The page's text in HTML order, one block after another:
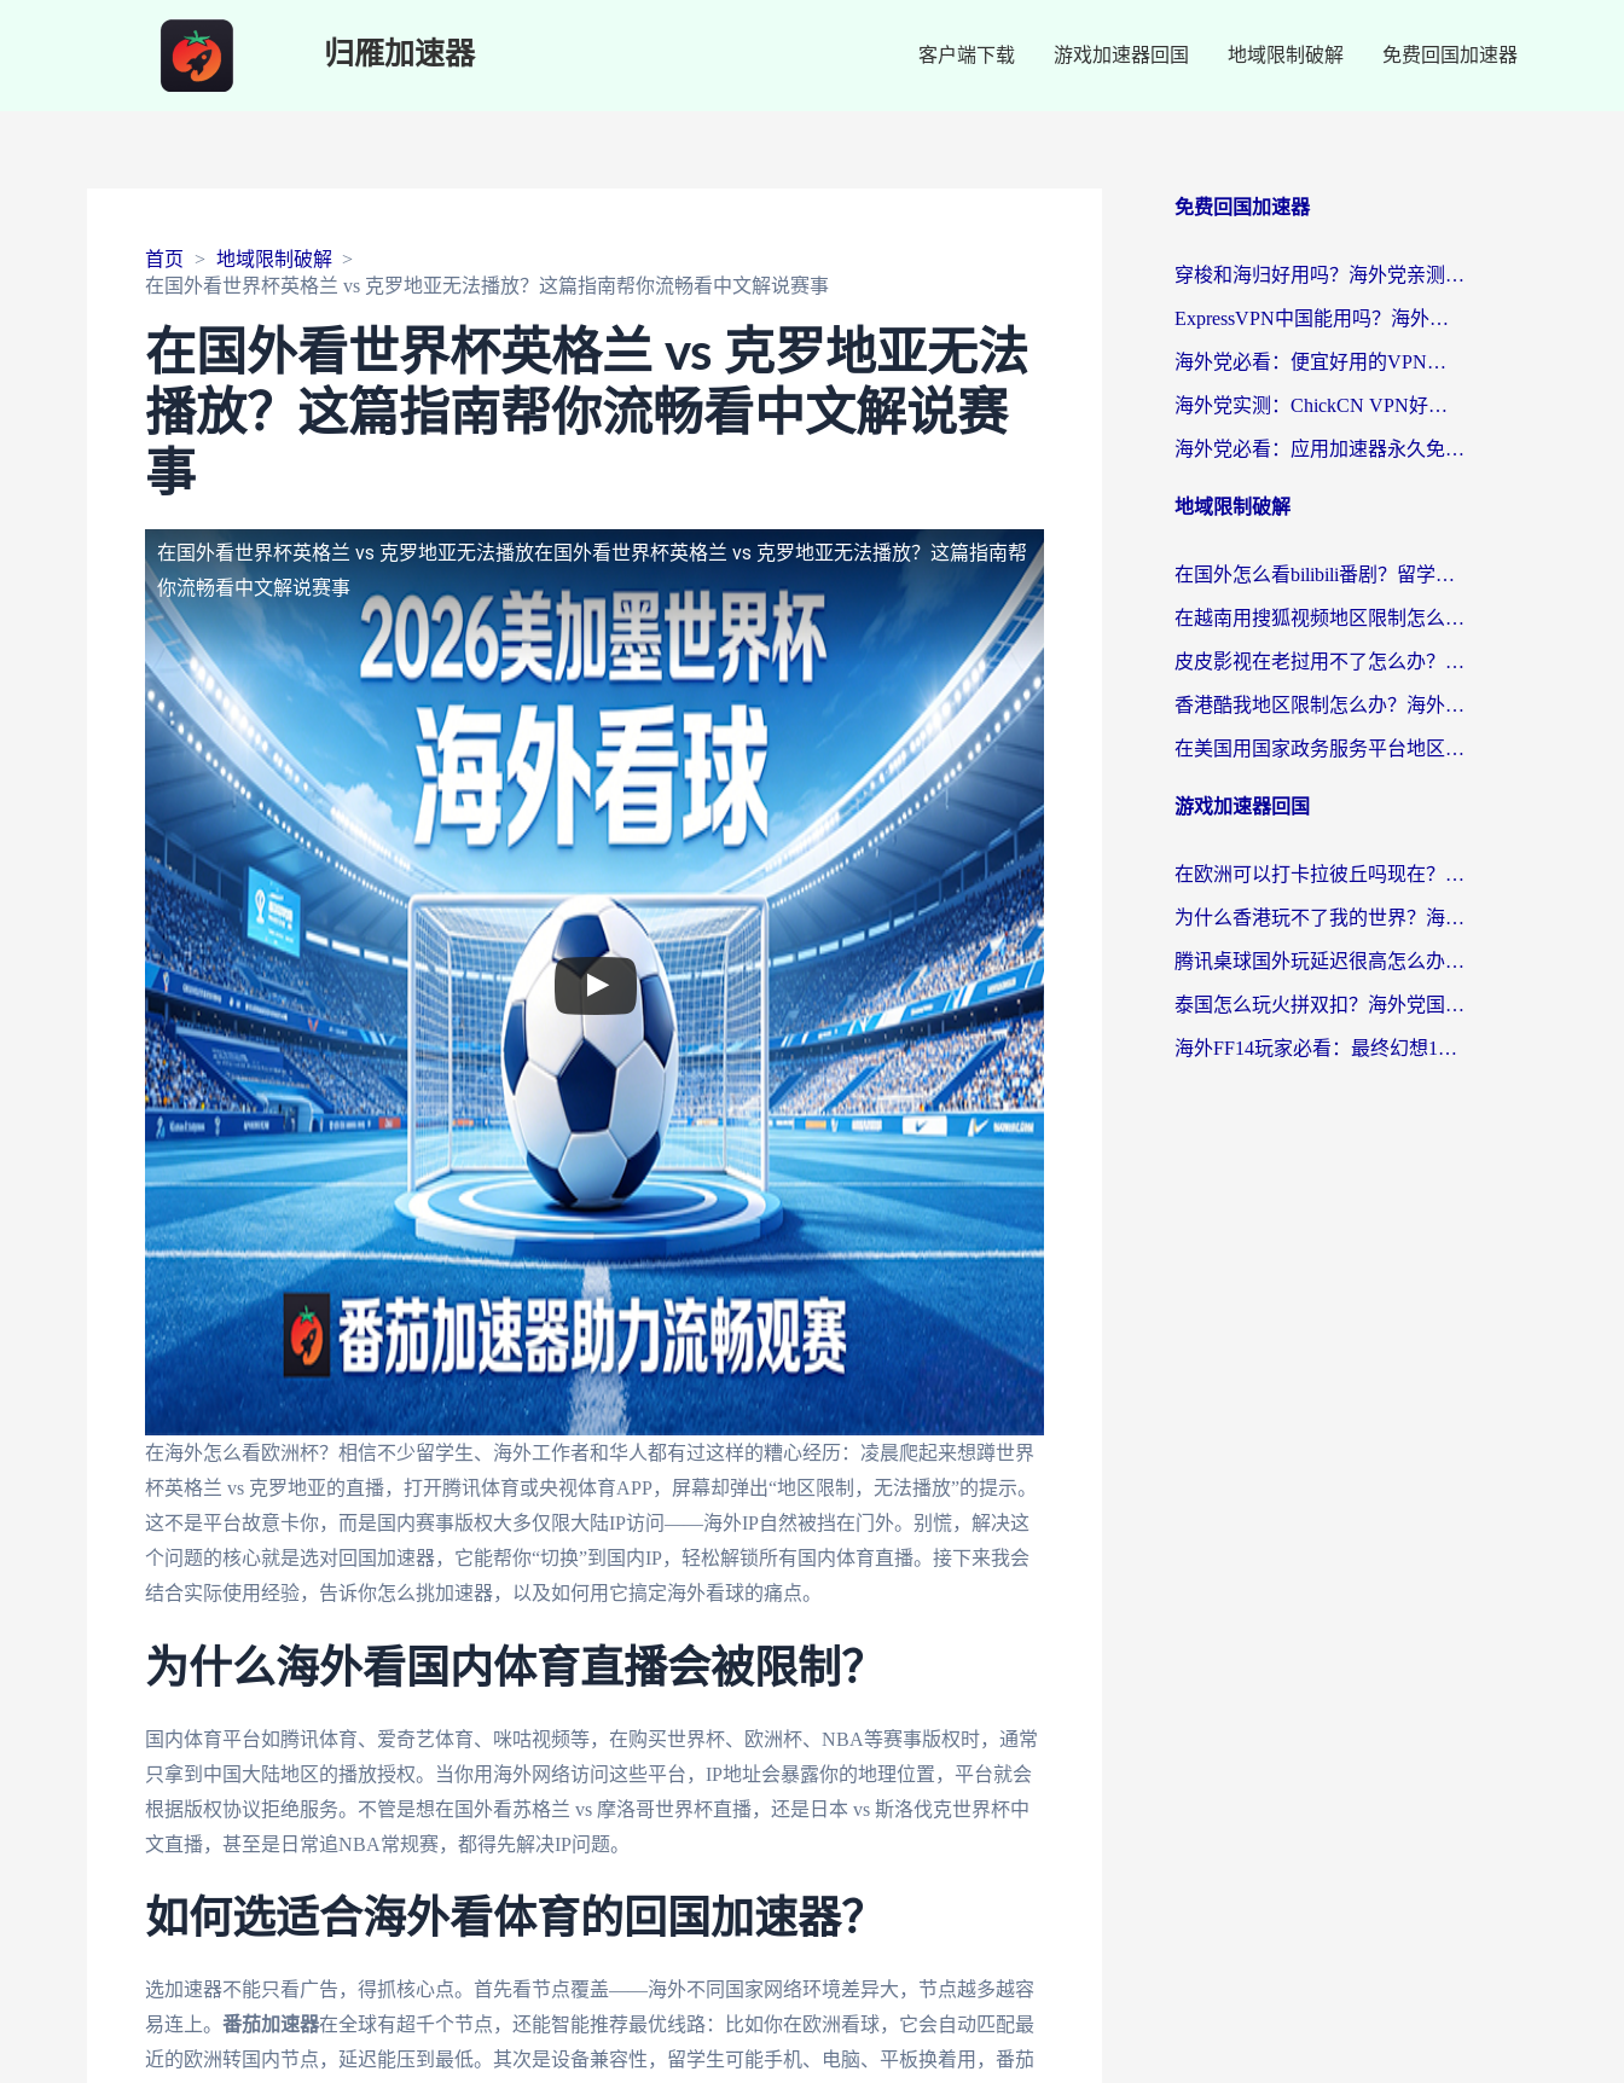
归雁加速器 客户端下载 游戏加速器回国 地域限制破解 免费回国加速器
首页
地域限制破解
在国外看世界杯英格兰 vs 克罗地亚无法播放？这篇指南帮你流畅看中文解说赛事
在国外看世界杯英格兰 vs 克罗地亚无法
播放？这篇指南帮你流畅看中文解说赛
事
在国外看世界杯英格兰 vs 克罗地亚无法播放在国外看世界杯英格兰 vs 克罗地亚无法播放？这篇指南帮
你流畅看中文解说赛事
在海外怎么看欧洲杯？相信不少留学生、海外工作者和华人都有过这样的糟心经历：凌晨爬起来想蹲世界
杯英格兰 vs 克罗地亚的直播，打开腾讯体育或央视体育APP，屏幕却弹出“地区限制，无法播放”的提示。
这不是平台故意卡你，而是国内赛事版权大多仅限大陆IP访问——海外IP自然被挡在门外。别慌，解决这
个问题的核心就是选对回国加速器，它能帮你“切换”到国内IP，轻松解锁所有国内体育直播。接下来我会
结合实际使用经验，告诉你怎么挑加速器，以及如何用它搞定海外看球的痛点。
为什么海外看国内体育直播会被限制？
国内体育平台如腾讯体育、爱奇艺体育、咪咕视频等，在购买世界杯、欧洲杯、NBA等赛事版权时，通常
只拿到中国大陆地区的播放授权。当你用海外网络访问这些平台，IP地址会暴露你的地理位置，平台就会
根据版权协议拒绝服务。不管是想在国外看苏格兰 vs 摩洛哥世界杯直播，还是日本 vs 斯洛伐克世界杯中
文直播，甚至是日常追NBA常规赛，都得先解决IP问题。
如何选适合海外看体育的回国加速器？
选加速器不能只看广告，得抓核心点。首先看节点覆盖——海外不同国家网络环境差异大，节点越多越容
易连上。 番茄加速器在全球有超千个节点，还能智能推荐最优线路：比如你在欧洲看球，它会自动匹配最
近的欧洲转国内节点，延迟能压到最低。其次是设备兼容性，留学生可能手机、电脑、平板换着用，番茄
免费回国加速器
穿梭和海归好用吗？海外党亲测：3步选对回国加速器，无缝刷国内剧玩手游
ExpressVPN中国能用吗？海外党翻回国内的加速器选择指南（附番茄加速器实测）
海外党必看：便宜好用的VPN怎么选？3步解决回国访问难题+Steam改区技巧
海外党实测：ChickCN VPN好用吗？和OurPlay VPN对比哪个回国效果更好？附避坑指南
海外党必看：应用加速器永久免费版真的靠谱吗？教你选对回国加速器无缝刷国内资源
地域限制破解
在国外怎么看bilibili番剧？留学生亲测有效的地域限制突破指南（附酷我酷狗音乐解决方法）
在越南用搜狐视频地区限制怎么办？3招解决海外看国内剧难题（附西瓜视频CCTV观看技巧）
皮皮影视在老挝用不了怎么办？3步解决海外看国内影视&财经的痛点
香港酷我地区限制怎么办？海外党亲测有效的回国加速方案来了
在美国用国家政务服务平台地区限制怎么办？海外华人必备的突破攻略（附追剧看片技巧）
游戏加速器回国
在欧洲可以打卡拉彼丘吗现在？海外党国服游戏加速器终极避坑指南
为什么香港玩不了我的世界？海外党国服游戏加速终极解决方案
腾讯桌球国外玩延迟很高怎么办？海外党亲测有效的国服游戏加速指南
泰国怎么玩火拼双扣？海外党国服游戏加速终极指南（附暗区突围植物大战僵尸实测）
海外FF14玩家必看：最终幻想14国外加速器下载安装全攻略+卡顿解决秘籍